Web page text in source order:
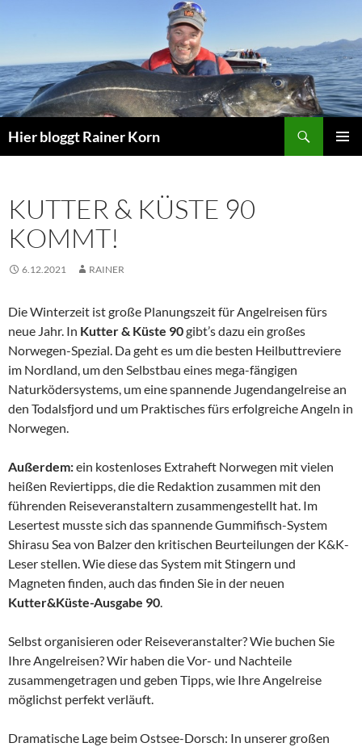
Hier bloggt Rainer Korn
KUTTER & KÜSTE 90
KOMMT!
6.12.2021 RAINER
Die Winterzeit ist große Planungszeit für Angelreisen fürs
neue Jahr. In Kutter & Küste 90gibt’s dazu ein großes
Norwegen-Spezial. Da geht es um die besten Heilbuttreviere
im Nordland, um den Selbstbau eines mega-fängigen
Naturködersystems, um eine spannende Jugendangelreise an
den Todalsfjord und um Praktisches fürs erfolgreiche Angeln in
Norwegen.
Außerdem:ein kostenloses Extraheft Norwegen mit vielen
heißen Reviertipps, die die Redaktion zusammen mit den
führenden Reiseveranstaltern zusammengestellt hat. Im
Lesertest musste sich das spannende Gummifisch-System
Shirasu Sea von Balzer den kritischen Beurteilungen der K&K-
Leser stellen. Wie diese das System mit Stingern und
Magneten finden, auch das finden Sie in der neuen
Kutter&Küste-Ausgabe 90.
Selbst organisieren oder Reiseveranstalter? Wie buchen Sie
Ihre Angelreisen? Wir haben die Vor- und Nachteile
zusammengetragen und geben Tipps, wie Ihre Angelreise
möglichst perfekt verläuft.
Dramatische Lage beim Ostsee-Dorsch: In unserer großen